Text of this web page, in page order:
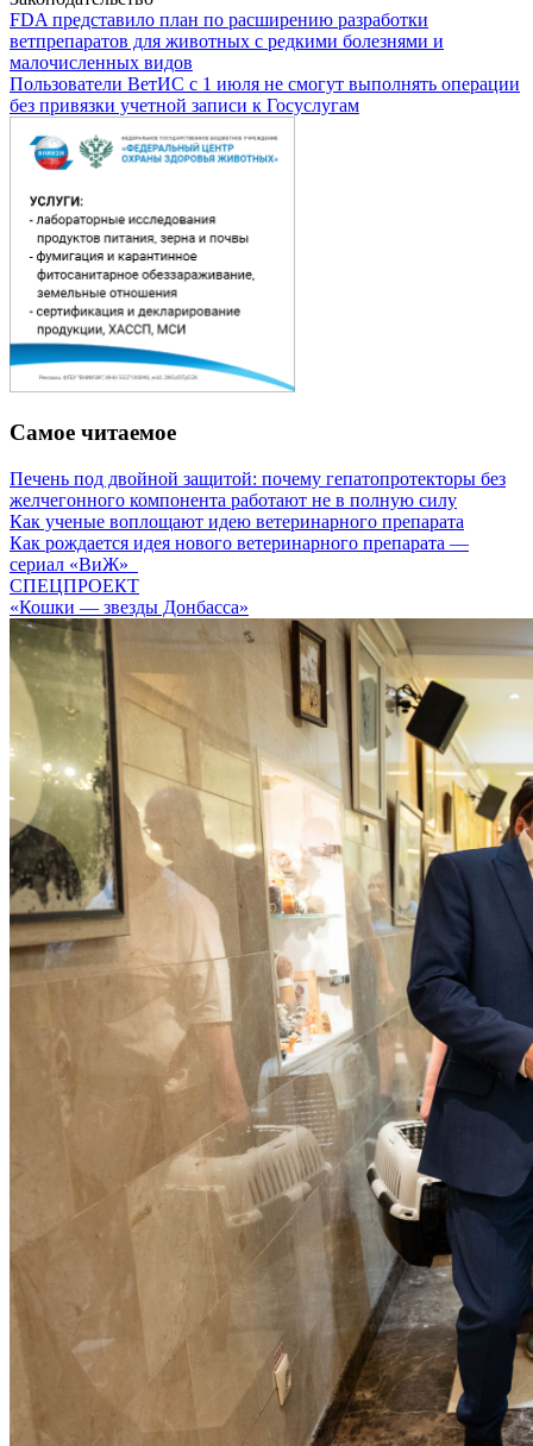
FDA представило план по расширению разработки
ветпрепаратов для животных с редкими болезнями и
малочисленных видов
Пользователи ВетИС с 1 июля не смогут выполнять операции
без привязки учетной записи к Госуслугам
Самое читаемое
Печень под двойной защитой: почему гепатопротекторы без
желчегонного компонента работают не в полную силу
Как ученые воплощают идею ветеринарного препарата
Как рождается идея нового ветеринарного препарата —
сериал «ВиЖ»
СПЕЦПРОЕКТ
«Кошки — звезды Донбасса»